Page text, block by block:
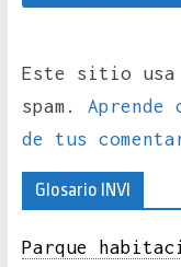
Este sitio usa
spam. Aprende
de tus
Glosario INVI
Parque